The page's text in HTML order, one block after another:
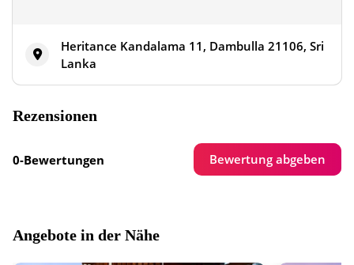
Heritance Kandalama 11, Dambulla 21106, Sri
Lanka
Rezensionen
0-Bewertungen Bewertung abgeben
Angebote in der Nähe